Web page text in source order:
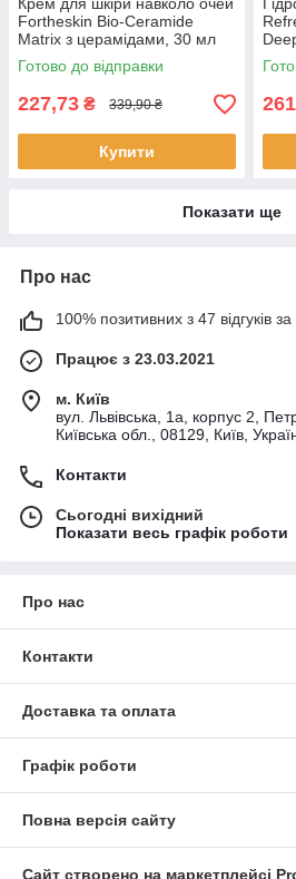
Крем для шкіри навколо очей
Fortheskin Bio-Ceramide
Matrix з церамідами, 30 мл
Готово до відправки
227,73 ₴ 339,90 ₴
Купити
Показати ще
Про нас
100% позитивних з 47 відгуків за
Працює з 23.03.2021
м. Київ
вул. Львівська, 1а, корпус 2,
Київська обл., 08129, Київ,
Контакти
Сьогодні вихідний
Показати весь графік роботи
Про нас
Контакти
Доставка та оплата
Графік роботи
Повна версія сайту
Сайт створено на маркетплейсі